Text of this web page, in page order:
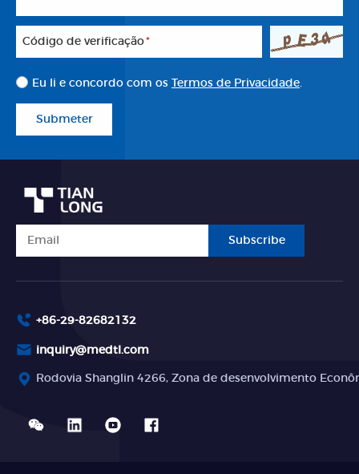
Código de verificação*
Eu li e concordo com os Termos de Privacidade
Submeter
Subscribe
+86-29-82682132
inquiry@medtl.com
Rodovia Shanglin 4266, Zona de desenvolvimento